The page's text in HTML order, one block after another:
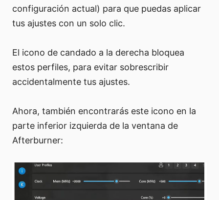
configuración actual) para que puedas aplicar
tus ajustes con un solo clic.
El icono de candado a la derecha bloquea
estos perfiles, para evitar sobrescribir
accidentalmente tus ajustes.
Ahora, también encontrarás este icono en la
parte inferior izquierda de la ventana de
Afterburner: